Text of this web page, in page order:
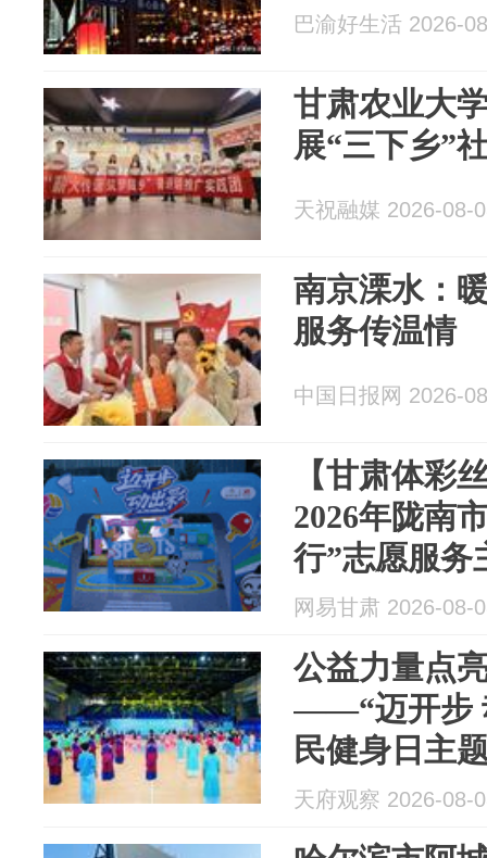
巴渝好生活 2026-
甘肃农业大
展“三下乡”
天祝融媒 2026-08-
南京溧水：
服务传温情
中国日报网 2026-
【甘肃体彩
2026年陇南
行”志愿服务
网易甘肃 2026-08-
公益力量点
——“迈开步
民健身日主
天府观察 2026-08-